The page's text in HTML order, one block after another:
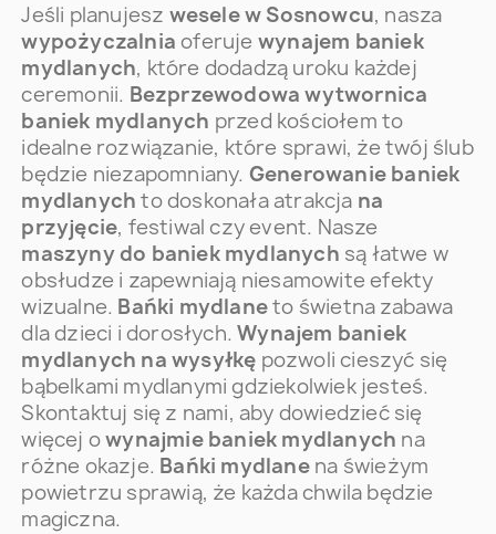
Jeśli planujesz wesele w Sosnowcu, nasza
wypożyczalnia oferuje wynajem baniek
mydlanych, które dodadzą uroku każdej
ceremonii. Bezprzewodowa wytwornica
baniek mydlanych przed kościołem to
idealne rozwiązanie, które sprawi, że twój ślub
będzie niezapomniany. Generowanie baniek
mydlanych to doskonała atrakcja na
przyjęcie, festiwal czy event. Nasze
maszyny do baniek mydlanych są łatwe w
obsłudze i zapewniają niesamowite efekty
wizualne. Bańki mydlaneto świetna zabawa
dla dzieci i dorosłych.Wynajem baniek
mydlanych na wysyłkę pozwoli cieszyć się
bąbelkami mydlanymi gdziekolwiek jesteś.
Skontaktuj się z nami, aby dowiedzieć się
więcej owynajmie baniek mydlanych na
różne okazje. Bańki mydlanena świeżym
powietrzu sprawią, że każda chwila będzie
magiczna.